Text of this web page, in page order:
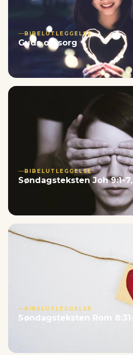
BIBELUTLEGGELSE
Guds omsorg
BIBELUTLEGGELSE
Søndagsteksten Joh 9:1-
BIBELUTLEGGELSE
Søndagsteksten Rom